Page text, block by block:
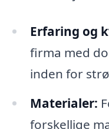
Erfaring og
firma med
inden for
Materialer:
forskellige